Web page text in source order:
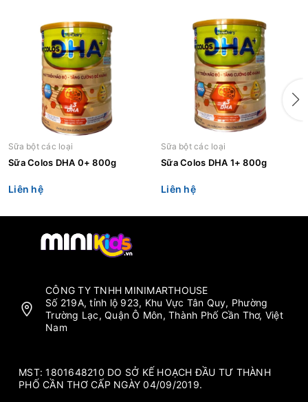
Sữa bột các loại
Sữa Colos DHA 0+ 800g
Liên hệ
Sữa bột các loại
Sữa Colos DHA 1+ 800g
Liên hệ
CÔNG TY TNHH MINIMARTHOUSE
Số 219A, tỉnh lộ 923, Khu Vực Tân Quy, Phường
Trường Lạc, Quận Ô Môn, Thành Phố Cần Thơ, Việt
Nam
MST: 1801648210 DO SỞ KẾ HOẠCH ĐẦU TƯ THÀNH
PHỐ CẦN THƠ CẤP NGÀY 04/09/2019.